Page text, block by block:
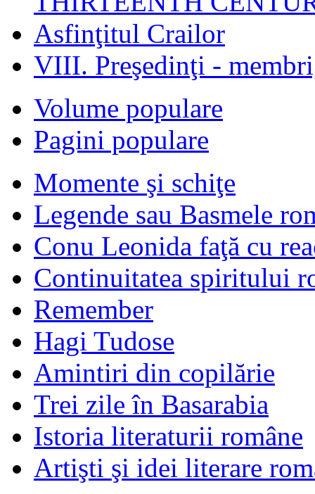
Asfinţitul Crailor
VIII. Preşedinţi -
Volume populare
Pagini populare
Momente şi schiţe
Legende sau Basmele
Conu Leonida faţă cu
Continuitatea spiritului
Remember
Hagi Tudose
Amintiri din copilărie
Trei zile în Basarabia
Istoria literaturii române
Artişti şi idei literare